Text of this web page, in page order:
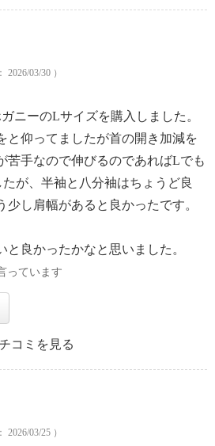
2026/03/30 ）
ニーのLサイズを購入しました。
と仰ってましたが首の開き加減を
苦手なので伸びるのであればLでも
が、半袖と八分袖はちょうど良
少し肩幅があると良かったです。
良かったかなと思いました。
っています
コミを見る
2026/03/25 ）